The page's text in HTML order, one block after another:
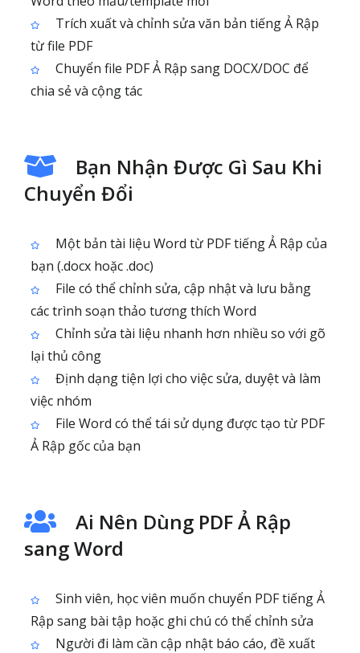
Trích xuất và chỉnh sửa văn bản tiếng Ả Rập
từ file PDF
Chuyển file PDF Ả Rập sang DOCX/DOC để
chia sẻ và cộng tác
Bạn Nhận Được Gì Sau Khi
Chuyển Đổi
Một bản tài liệu Word từ PDF tiếng Ả Rập của
bạn (.docx hoặc .doc)
File có thể chỉnh sửa, cập nhật và lưu bằng
các trình soạn thảo tương thích Word
Chỉnh sửa tài liệu nhanh hơn nhiều so với gõ
lại thủ công
Định dạng tiện lợi cho việc sửa, duyệt và làm
việc nhóm
File Word có thể tái sử dụng được tạo từ PDF
Ả Rập gốc của bạn
Ai Nên Dùng PDF Ả Rập
sang Word
Sinh viên, học viên muốn chuyển PDF tiếng Ả
Rập sang bài tập hoặc ghi chú có thể chỉnh sửa
Người đi làm cần cập nhật báo cáo, đề xuất